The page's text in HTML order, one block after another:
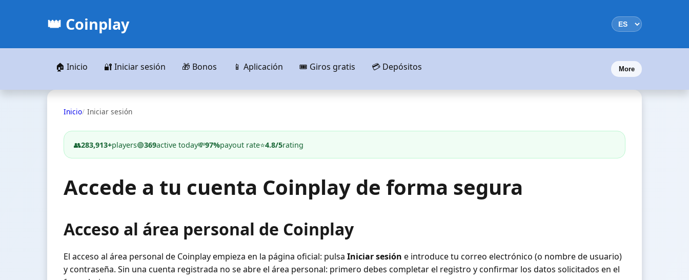
👑 Coinplay
🏠 Inicio 🔐 Iniciar sesión 🎁 Bonos 📱 Aplicación 🎟️ Giros gratis 💳 Depósitos More
Inicio Iniciar sesión
👥283,913+players🟢369active today💸97%payout rate⭐4.8/5rating
Accede a tu cuenta Coinplay de forma segura
Acceso al área personal de Coinplay
El acceso al área personal de Coinplay empieza en la página oficial: pulsa Iniciar sesión e introduce tu correo electrónico (o nombre de usuario)
y contraseña. Sin una cuenta registrada no se abre el área personal: primero debes completar el registro y confirmar los datos solicitados en el